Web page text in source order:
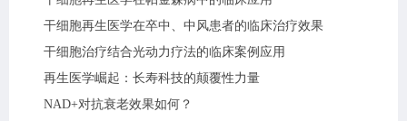
干细胞再生医学在卒中、中风患者的临床治疗效果
干细胞治疗结合光动力疗法的临床案例应用
再生医学崛起：长寿科技的颠覆性力量
NAD+对抗衰老效果如何？